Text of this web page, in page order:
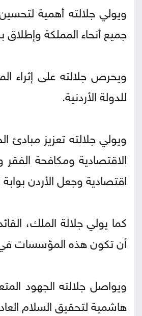
ويولي جلالته أهمية
جميع أنحاء المملكة وإطلاق
ويحرص جلالته على إثراء
للدولة الأردنية.
ويولي جلالته تعزيز مبادئ
الاقتصادية ومكافحة
اقتصادية وجعل الأردن
كما يولي جلالة الملك،
أن تكون هذه المؤسسات في
ويواصل جلالته الجهود
هاشمية لتحقيق السلام